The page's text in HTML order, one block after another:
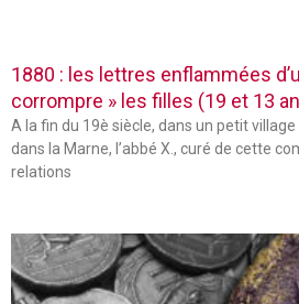
1880 : les lettres enflammées
corrompre » les filles (19 et 13
A la fin du 19è siècle, dans un petit village
dans la Marne, l’abbé X., curé de cette
relations